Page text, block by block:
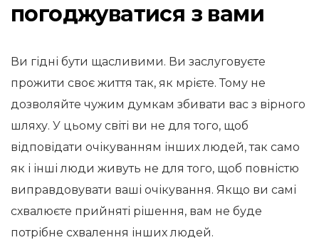
погоджуватися з вами
Ви гідні бути щасливими. Ви заслуговуєте
прожити своє життя так, як мрієте. Тому не
дозволяйте чужим думкам збивати вас з вірного
шляху. У цьому світі ви не для того, щоб
відповідати очікуванням інших людей, так само
як і інші люди живуть не для того, щоб повністю
виправдовувати ваші очікування. Якщо ви самі
схвалюєте прийняті рішення, вам не буде
потрібне схвалення інших людей.